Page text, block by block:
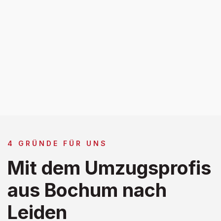
4 GRÜNDE FÜR UNS
Mit dem Umzugsprofis
aus Bochum nach
Leiden